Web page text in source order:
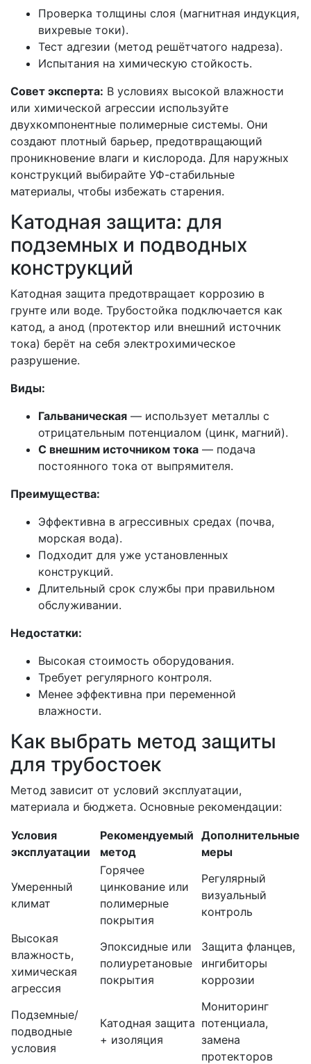
Проверка толщины слоя (магнитная индукция,
вихревые токи).
Тест адгезии (метод решётчатого надреза).
Испытания на химическую стойкость.
Совет эксперта: В условиях высокой влажности
или химической агрессии используйте
двухкомпонентные полимерные системы. Они
создают плотный барьер, предотвращающий
проникновение влаги и кислорода. Для наружных
конструкций выбирайте УФ-стабильные
материалы, чтобы избежать старения.
Катодная защита: для
подземных и подводных
конструкций
Катодная защита предотвращает коррозию в
грунте или воде. Трубостойка подключается как
катод, а анод (протектор или внешний источник
тока) берёт на себя электрохимическое
разрушение.
Виды:
Гальваническая — использует металлы с
отрицательным потенциалом (цинк, магний).
С внешним источником тока — подача
постоянного тока от выпрямителя.
Преимущества:
Эффективна в агрессивных средах (почва,
морская вода).
Подходит для уже установленных
конструкций.
Длительный срок службы при правильном
обслуживании.
Недостатки:
Высокая стоимость оборудования.
Требует регулярного контроля.
Менее эффективна при переменной
влажности.
Как выбрать метод защиты
для трубостоек
Метод зависит от условий эксплуатации,
материала и бюджета. Основные рекомендации:
Условия
эксплуатации
Рекомендуемый
метод
Дополнительные
меры
Умеренный
климат
Горячее
цинкование или
полимерные
покрытия
Регулярный
визуальный
контроль
Высокая
влажность,
химическая
агрессия
Эпоксидные или
полиуретановые
покрытия
Защита фланцев,
ингибиторы
коррозии
Подземные/
подводные
условия
Катодная защита
+ изоляция
Мониторинг
потенциала,
замена
протекторов